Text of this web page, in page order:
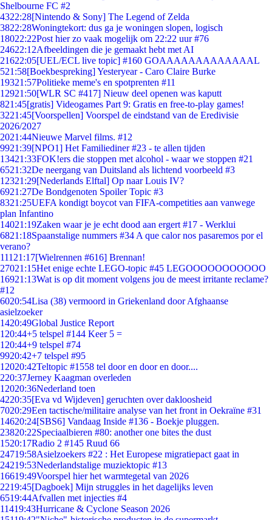
Shelbourne FC #2
4322:28[Nintendo & Sony] The Legend of Zelda
3822:28Woningtekort: dus ga je woningen slopen, logisch
18022:22Post hier zo vaak mogelijk om 22:22 uur #76
24622:12Afbeeldingen die je gemaakt hebt met AI
21622:05[UEL/ECL live topic] #160 GOAAAAAAAAAAAAAL
521:58[Boekbespreking] Yesteryear - Caro Claire Burke
19321:57Politieke meme's en spotprenten #11
12921:50[WLR SC #417] Nieuw deel openen was kaputt
821:45[gratis] Videogames Part 9: Gratis en free-to-play games!
3221:45[Voorspellen] Voorspel de eindstand van de Eredivisie
2026/2027
2021:44Nieuwe Marvel films. #12
9921:39[NPO1] Het Familiediner #23 - te allen tijden
13421:33FOK!ers die stoppen met alcohol - waar we stoppen #21
6521:32De neergang van Duitsland als lichtend voorbeeld #3
12321:29[Nederlands Elftal] Op naar Louis IV?
6921:27De Bondgenoten Spoiler Topic #3
8321:25UEFA kondigt boycot van FIFA-competities aan vanwege
plan Infantino
14021:19Zaken waar je je echt dood aan ergert #17 - Werklui
6821:18Spaanstalige nummers #34 A que calor nos pasaremos por el
verano?
111 21:17[Wielrennen #616] Brennan!
27021:15Het enige echte LEGO-topic #45 LEGOOOOOOOOOOO
16921:13Wat is op dit moment volgens jou de meest irritante reclame?
#12
6020:54Lisa (38) vermoord in Griekenland door Afghaanse
asielzoeker
1420:49Global Justice Report
1 20:44+5 telspel #144 Keer 5 =
1 20:44+9 telspel #74
9920:42+7 telspel #95
12020:42Teltopic #1558 tel door en door en door....
220:37Jerney Kaagman overleden
12020:36Nederland toen
4220:35[Eva vd Wijdeven] geruchten over dakloosheid
7020:29Een tactische/militaire analyse van het front in Oekraïne #31
14620:24[SBS6] Vandaag Inside #136 - Boekje pluggen.
23820:22Speciaalbieren #80: another one bites the dust
1520:17Radio 2 #145 Ruud 66
24719:58Asielzoekers #22 : Het Europese migratiepact gaat in
24219:53Nederlandstalige muziektopic #13
16619:49Voorspel hier het warmtegetal van 2026
2219:45[Dagboek] Mijn struggles in het dagelijks leven
6519:44Afvallen met injecties #4
11419:43Hurricane & Cyclone Season 2026